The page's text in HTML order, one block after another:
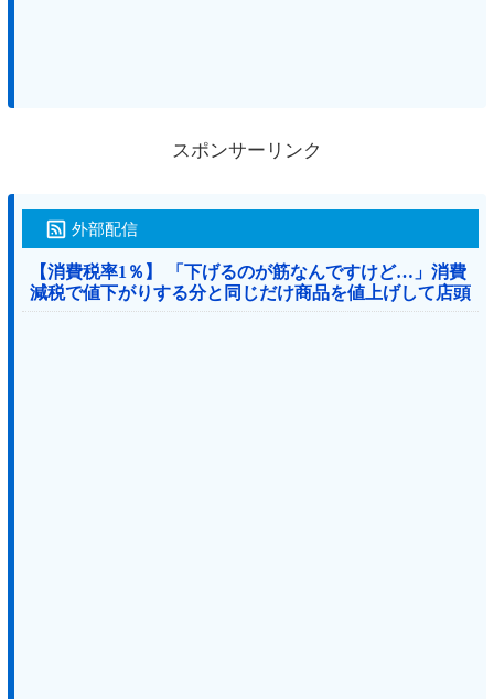
スポンサーリンク
外部配信
【消費税率1％】 「下げるのが筋なんですけど…」消費
減税で値下がりする分と同じだけ商品を値上げして店頭
価格を変えない店も